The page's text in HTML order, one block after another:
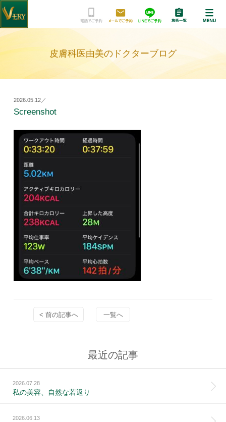
皮膚科医由美のドクターブログ
2026.05.12／
Screenshot
< 前の記事へ 一覧へ
最近の記事
2026.07.28
私の美容、自然な若返り
2026.06.13